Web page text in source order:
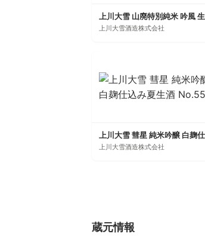
上川大雪 山廃特別純米 吟風 生
上川大雪酒造株式会社
上川大雪酒造株式会社
蔵元情報